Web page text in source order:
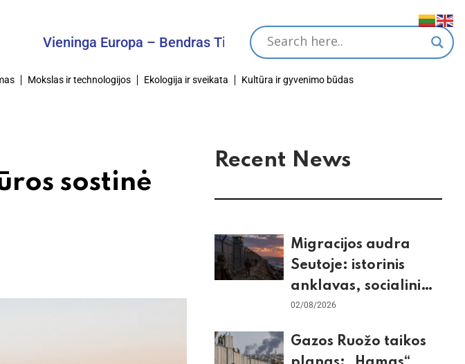
Vieninga Europa – Bendras Tikslas
Mokslas ir technologijos Ekologija ir sveikata Kultūra ir gyvenimo būdas
sostinė
Recent News
Migracijos audra
Seutoje: istorinis
anklavas, socialiniai
tinklai ir ES skilimas
02/08/2026
Gazos Ruožo taikos